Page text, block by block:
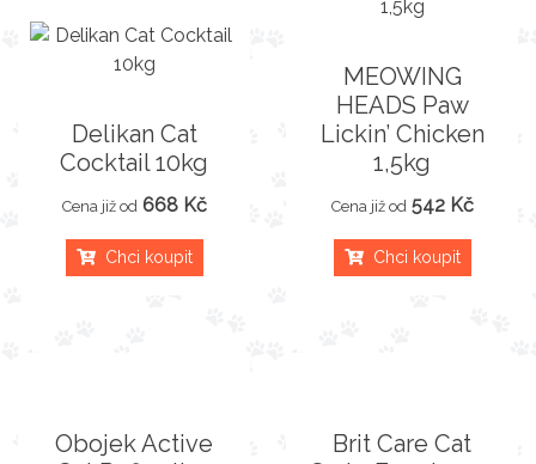
Delikan Cat
Cocktail 10kg
Cena již od 668 Kč
Chci koupit
MEOWING
HEADS Paw
Lickin’ Chicken
1,5kg
Cena již od 542 Kč
Chci koupit
Obojek Active
Brit Care Cat